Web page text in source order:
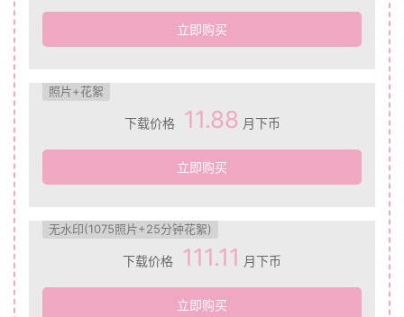
立即购买
照片+花絮
下载价格 11.88 月下币
立即购买
无水印(1075照片+25分钟花絮)
下载价格 111.11 月下币
立即购买